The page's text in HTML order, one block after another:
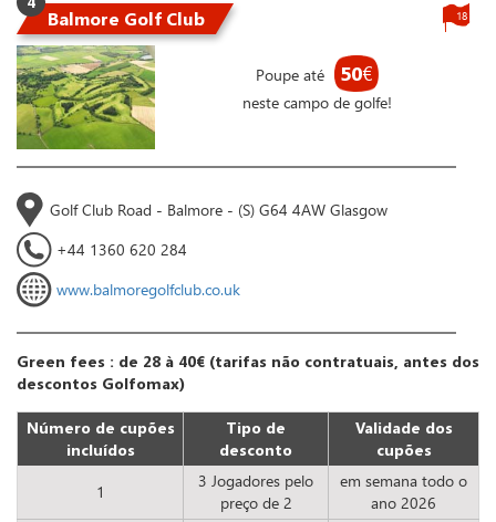
Balmore Golf Club
Poupe até 50€
neste campo de golfe!
18
Golf Club Road - Balmore - (S) G64 4AW Glasgow
+44 1360 620 284
www.balmoregolfclub.co.uk
Green fees : de 28 à 40€ (tarifas não contratuais, antes dos
descontos Golfomax)
Número de cupões
incluídos
Tipo de
desconto
Validade dos
cupões
1
3 Jogadores pelo
preço de 2
em semana todo o
ano 2026